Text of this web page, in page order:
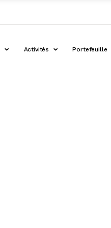
Activités Portefeuille